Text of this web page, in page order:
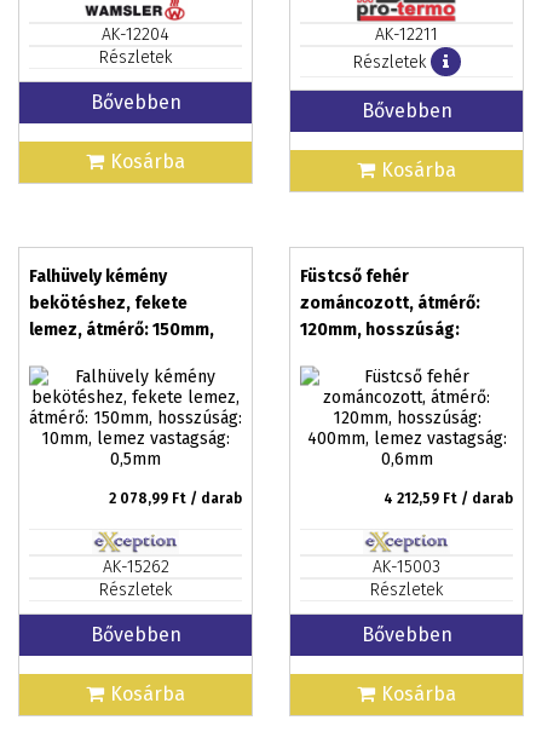
AK-12204
Részletek
Bővebben
Kosárba
AK-12211
Részletek
Bővebben
Kosárba
Falhüvely kémény
bekötéshez, fekete
lemez, átmérő: 150mm,
vastagság: 0,5mm
2 078,99 Ft / darab
AK-15262
Részletek
Bővebben
Kosárba
Füstcső fehér
zománcozott, átmérő:
120mm, hosszúság:
0,6mm
4 212,59 Ft / darab
AK-15003
Részletek
Bővebben
Kosárba